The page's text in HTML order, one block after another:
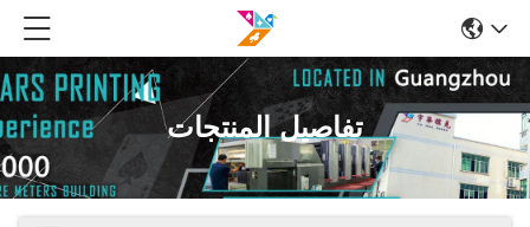
تفاصيل المنتجات